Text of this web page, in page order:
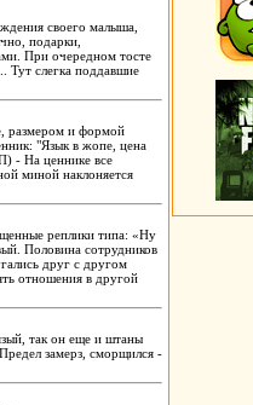
своего малыша,
подарки,
При очередном тосте
Тут слегка поддавшие
размером и формой
"Язык в жопе, цена
- На ценнике все
миной наклоняется
реплики типа: «Ну
Половина сотрудников
друг с другом
отношения в другой
так он еще и штаны
замерз, сморщился -